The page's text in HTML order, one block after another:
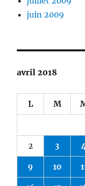
juin 2009
avril 2018
L M
2 3 4
9 10